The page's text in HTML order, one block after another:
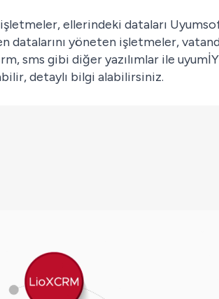
işletmeler, ellerindeki dataları
datalarını yöneten işletmeler,
sms gibi diğer yazılımlar ile
detaylı bilgi alabilirsiniz.